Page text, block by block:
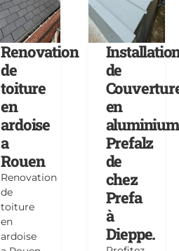
Renovation
de
toiture
en
ardoise
a
Rouen
Renovation
de
toiture
en
ardoise
de
en
aluminium
Prefalz
de
chez
Prefa
à
Dieppe.